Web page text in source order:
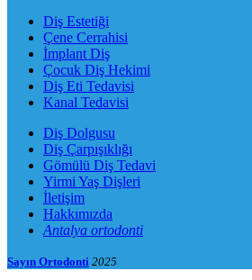
Diş Estetiği
Çene Cerrahisi
İmplant Diş
Çocuk Diş Hekimi
Diş Eti Tedavisi
Kanal Tedavisi
Diş Dolgusu
Diş Çarpışıklığı
Gömülü Diş Tedavi
Yirmi Yaş Dişleri
İletişim
Hakkımızda
Antalya ortodonti
Sayın Ortodonti 2025